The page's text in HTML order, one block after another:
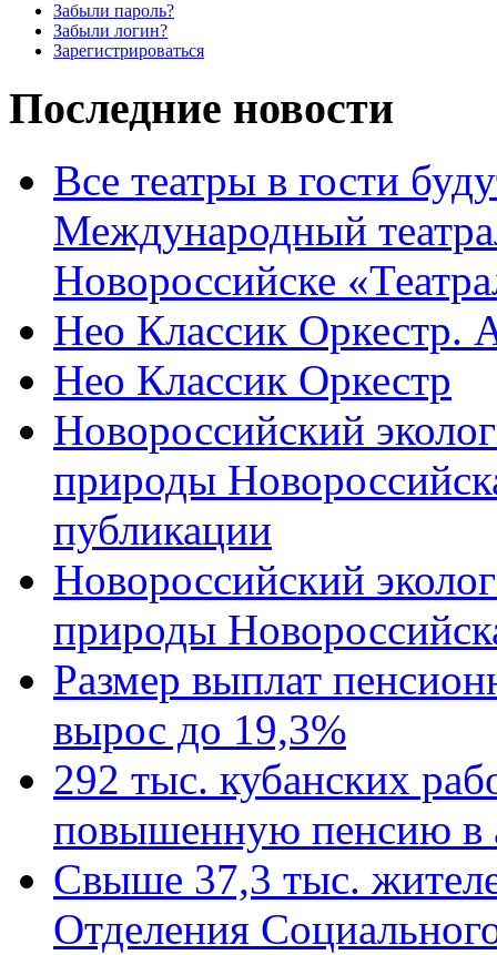
Забыли пароль?
Забыли логин?
Зарегистрироваться
Последние новости
Все театры в гости
Международный
Новороссийске
Нео Классик Оркестр.
Нео Классик Оркестр
Новороссийский
природы
публикации
Новороссийский
природы
Размер выплат
вырос до 19,3%
292 тыс. кубанских
повышенную пенсию в
Свыше 37,3 тыс.
Отделения